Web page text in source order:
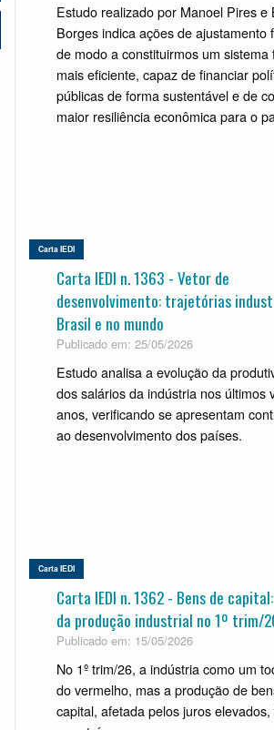
Estudo realizado por Manoel Pires e
Borges indica ações de ajustamento
de modo a constituirmos um sistema
mais eficiente, capaz de financiar
públicas de forma sustentável e de
maior resiliência econômica para o
Carta IEDI
Carta IEDI n. 1363 - Vetor de
desenvolvimento: trajetórias
Brasil e no mundo
Publicado em: 25/05/2026
Estudo analisa a evolução da
dos salários da indústria nos últimos
anos, verificando se apresentam
ao desenvolvimento dos países.
Carta IEDI
Carta IEDI n. 1362 - Bens de
da produção industrial no 1º trim/
Publicado em: 15/05/2026
No 1º trim/26, a indústria como um
do vermelho, mas a produção de
capital, afetada pelos juros elevados,